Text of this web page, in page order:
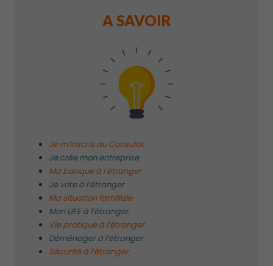
A SAVOIR
Je m’inscris au Consulat
Je crée mon entreprise
Ma banque à l’étranger
Je vote à l’étranger
Ma situation familiale
Mon UFE à l’étranger
Vie pratique à l’étranger
Déménager à l’étranger
Sécurité à l’étranger